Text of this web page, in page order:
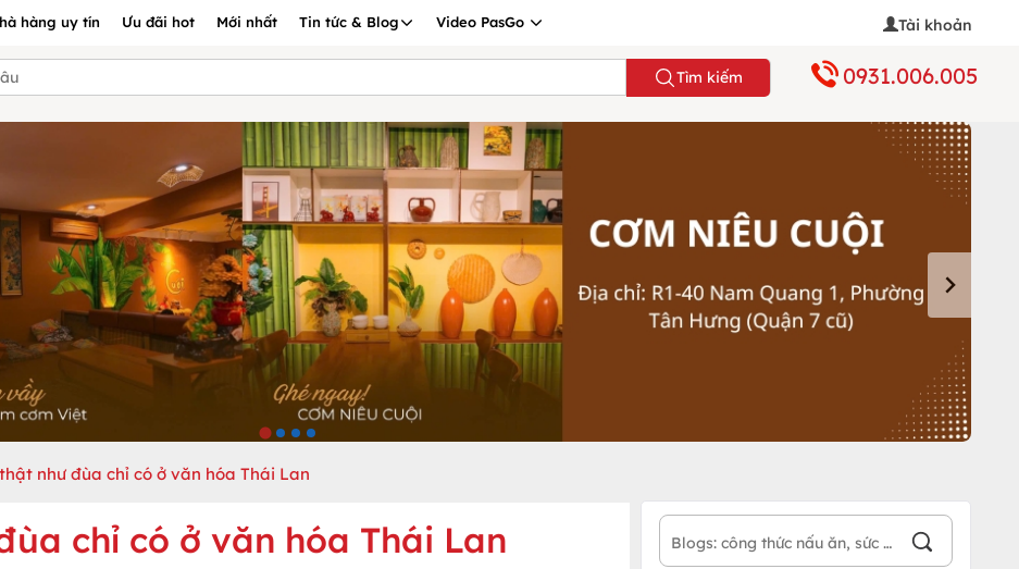
hàng uy tín Ưu đãi hot Mới nhất Tin tức & Blog Video PasGo Tài khoản
Tìm kiếm 0931.006.005
như đùa chỉ có ở văn hóa Thái Lan
chỉ có ở văn hóa Thái Lan